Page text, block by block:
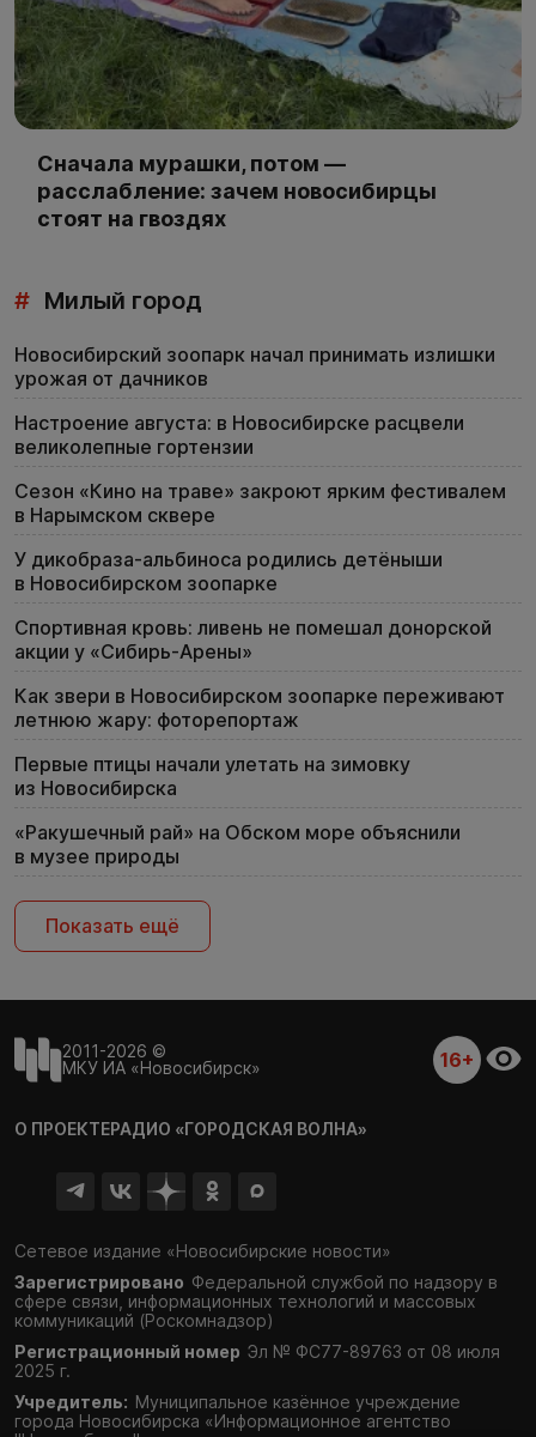
Сначала мурашки, потом —
расслабление: зачем новосибирцы
стоят на гвоздях
# Милый город
Новосибирский зоопарк начал принимать излишки
урожая от дачников
Настроение августа: в Новосибирске расцвели
великолепные гортензии
Сезон «Кино на траве» закроют ярким фестивалем
в Нарымском сквере
У дикобраза-альбиноса родились детёныши
в Новосибирском зоопарке
Спортивная кровь: ливень не помешал донорской
акции у «Сибирь-Арены»
Как звери в Новосибирском зоопарке переживают
летнюю жару: фоторепортаж
Первые птицы начали улетать на зимовку
из Новосибирска
«Ракушечный рай» на Обском море объяснили
в музее природы
Показать ещё
2011-2026 ©
МКУ ИА «Новосибирск»
16+
О ПРОЕКТЕРАДИО «ГОРОДСКАЯ ВОЛНА»
Сетевое издание «Новосибирские новости»
Зарегистрировано Федеральной службой по надзору в
сфере связи, информационных технологий и массовых
коммуникаций (Роскомнадзор)
Регистрационный номер Эл № ФС77-89763 от 08 июля
2025 г.
Учредитель: Муниципальное казённое учреждение
города Новосибирска «Информационное агентство